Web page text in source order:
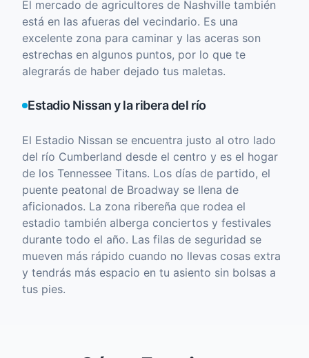
El mercado de agricultores de Nashville también
está en las afueras del vecindario. Es una
excelente zona para caminar y las aceras son
estrechas en algunos puntos, por lo que te
alegrarás de haber dejado tus maletas.
Estadio Nissan y la ribera del río
El Estadio Nissan se encuentra justo al otro lado
del río Cumberland desde el centro y es el hogar
de los Tennessee Titans. Los días de partido, el
puente peatonal de Broadway se llena de
aficionados. La zona ribereña que rodea el
estadio también alberga conciertos y festivales
durante todo el año. Las filas de seguridad se
mueven más rápido cuando no llevas cosas extra
y tendrás más espacio en tu asiento sin bolsas a
tus pies.